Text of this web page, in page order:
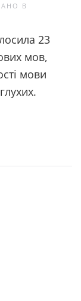
В
23
мов,
мови